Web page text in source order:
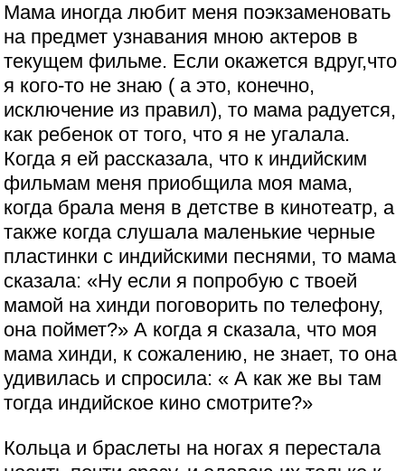
Мама иногда любит меня поэкзаменовать
на предмет узнавания мною актеров в
текущем фильме. Если окажется вдруг,что
я кого-то не знаю ( а это, конечно,
исключение из правил), то мама радуется,
как ребенок от того, что я не угалала.
Когда я ей рассказала, что к индийским
фильмам меня приобщила моя мама,
когда брала меня в детстве в кинотеатр, а
также когда слушала маленькие черные
пластинки с индийскими песнями, то мама
сказала: «Ну если я попробую с твоей
мамой на хинди поговорить по телефону,
она поймет?» А когда я сказала, что моя
мама хинди, к сожалению, не знает, то она
удивилась и спросила: « А как же вы там
тогда индийское кино смотрите?»
Кольца и браслеты на ногах я перестала